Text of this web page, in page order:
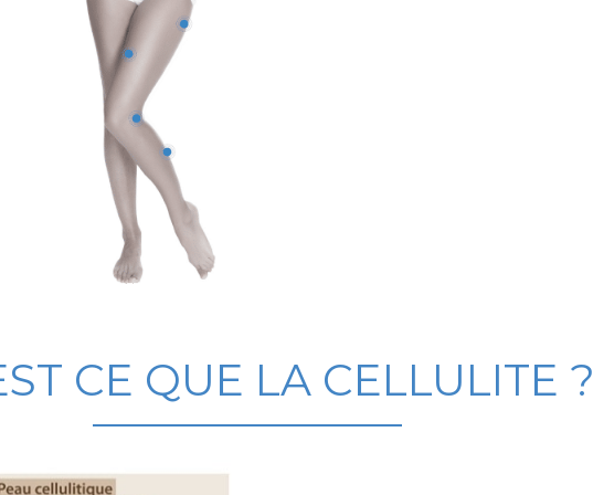
CE QUE LA CELLULITE ?